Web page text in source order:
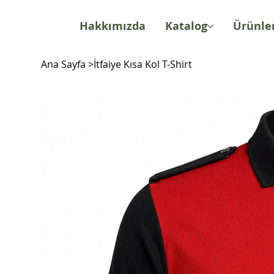
Hakkımızda Katalog
Ana Sayfa >İtfaiye Kısa Kol T-Shirt